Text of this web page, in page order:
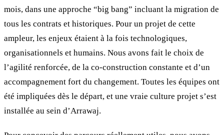
mois, dans une approche “big bang” incluant la migration de
tous les contrats et historiques. Pour un projet de cette
ampleur, les enjeux étaient à la fois technologiques,
organisationnels et humains. Nous avons fait le choix de
l’agilité renforcée, de la co-construction constante et d’un
accompagnement fort du changement. Toutes les équipes ont
été impliquées dès le départ, et une vraie culture projet s’est
installée au sein d’Arrawaj.